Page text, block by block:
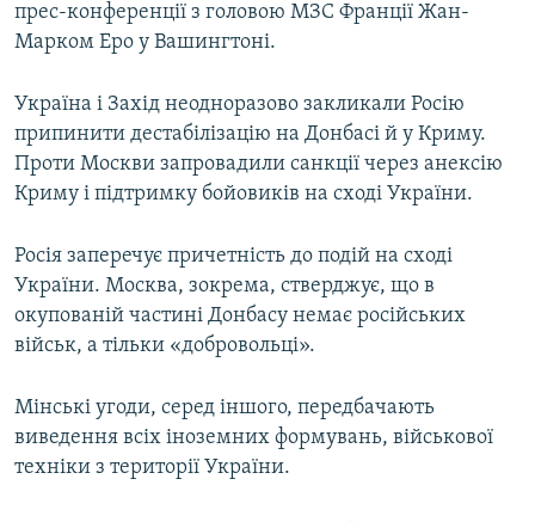
прес-конференції з головою МЗС Франції Жан-
Марком Еро у Вашингтоні.
Україна і Захід неодноразово закликали Росію
припинити дестабілізацію на Донбасі й у Криму.
Проти Москви запровадили санкції через анексію
Криму і підтримку бойовиків на сході України.
Росія заперечує причетність до подій на сході
України. Москва, зокрема, стверджує, що в
окупованій частині Донбасу немає російських
військ, а тільки «добровольці».
Мінські угоди, серед іншого, передбачають
виведення всіх іноземних формувань, військової
техніки з території України.